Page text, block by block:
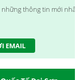
thông tin mới nhất
EMAIL